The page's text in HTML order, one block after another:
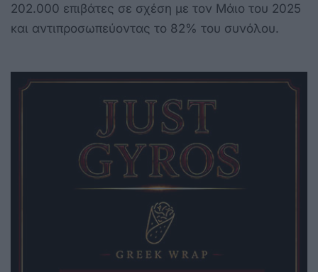
202.000 επιβάτες σε σχέση με τον Μάιο του 2025
και αντιπροσωπεύοντας το 82% του συνόλου.